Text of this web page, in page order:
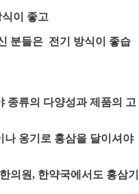
이 좋고
분들은 전기 방식이 좋습
종류의 다양성과 제품의 고
나 옹기로 홍삼을 달이셔야
의원, 한약국에서도 홍삼기